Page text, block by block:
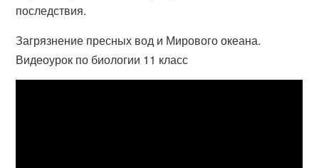
последствия.
Загрязнение пресных вод и Мирового океана.
Видеоурок по биологии 11 класс